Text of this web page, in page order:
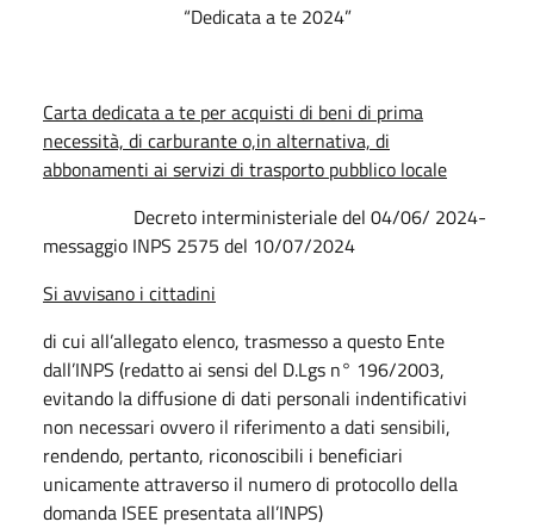
“Dedicata a te 2024”
Carta dedicata a te per acquisti di beni di prima
necessità, di carburante o,in alternativa, di
abbonamenti ai servizi di trasporto pubblico locale
Decreto interministeriale del 04/06/ 2024-
messaggio INPS 2575 del 10/07/2024
Si avvisano i cittadini
di cui all’allegato elenco, trasmesso a questo Ente
dall’INPS (redatto ai sensi del D.Lgs n° 196/2003,
evitando la diffusione di dati personali indentificativi
non necessari ovvero il riferimento a dati sensibili,
rendendo, pertanto, riconoscibili i beneficiari
unicamente attraverso il numero di protocollo della
domanda ISEE presentata all’INPS)